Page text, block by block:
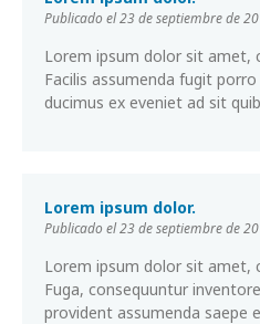
Publicado el 23 de septiembre de
Lorem ipsum dolor sit amet,
Facilis assumenda fugit
ducimus ex eveniet ad sit
Lorem ipsum dolor.
Publicado el 23 de septiembre de
Lorem ipsum dolor sit amet,
Fuga, consequuntur
provident assumenda saepe